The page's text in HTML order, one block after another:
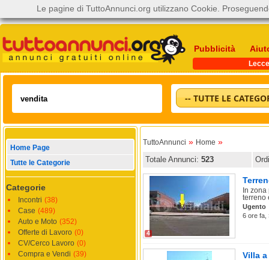
Pubblicità
Lecce
-- TUTTE LE
Home Page
Tutte le Categorie
Categorie
Incontri (38)
Case (489)
Auto e Moto (352)
Offerte di Lavoro (0)
CV/Cerco Lavoro (0)
Compra e Vendi (39)
TuttoAnnunci » Home »
Totale Annunci: 523
4
In
terreno
Ugento
6 ore fa,
Villa
Le pagine di TuttoAnnunci.org utilizzano Cookie.